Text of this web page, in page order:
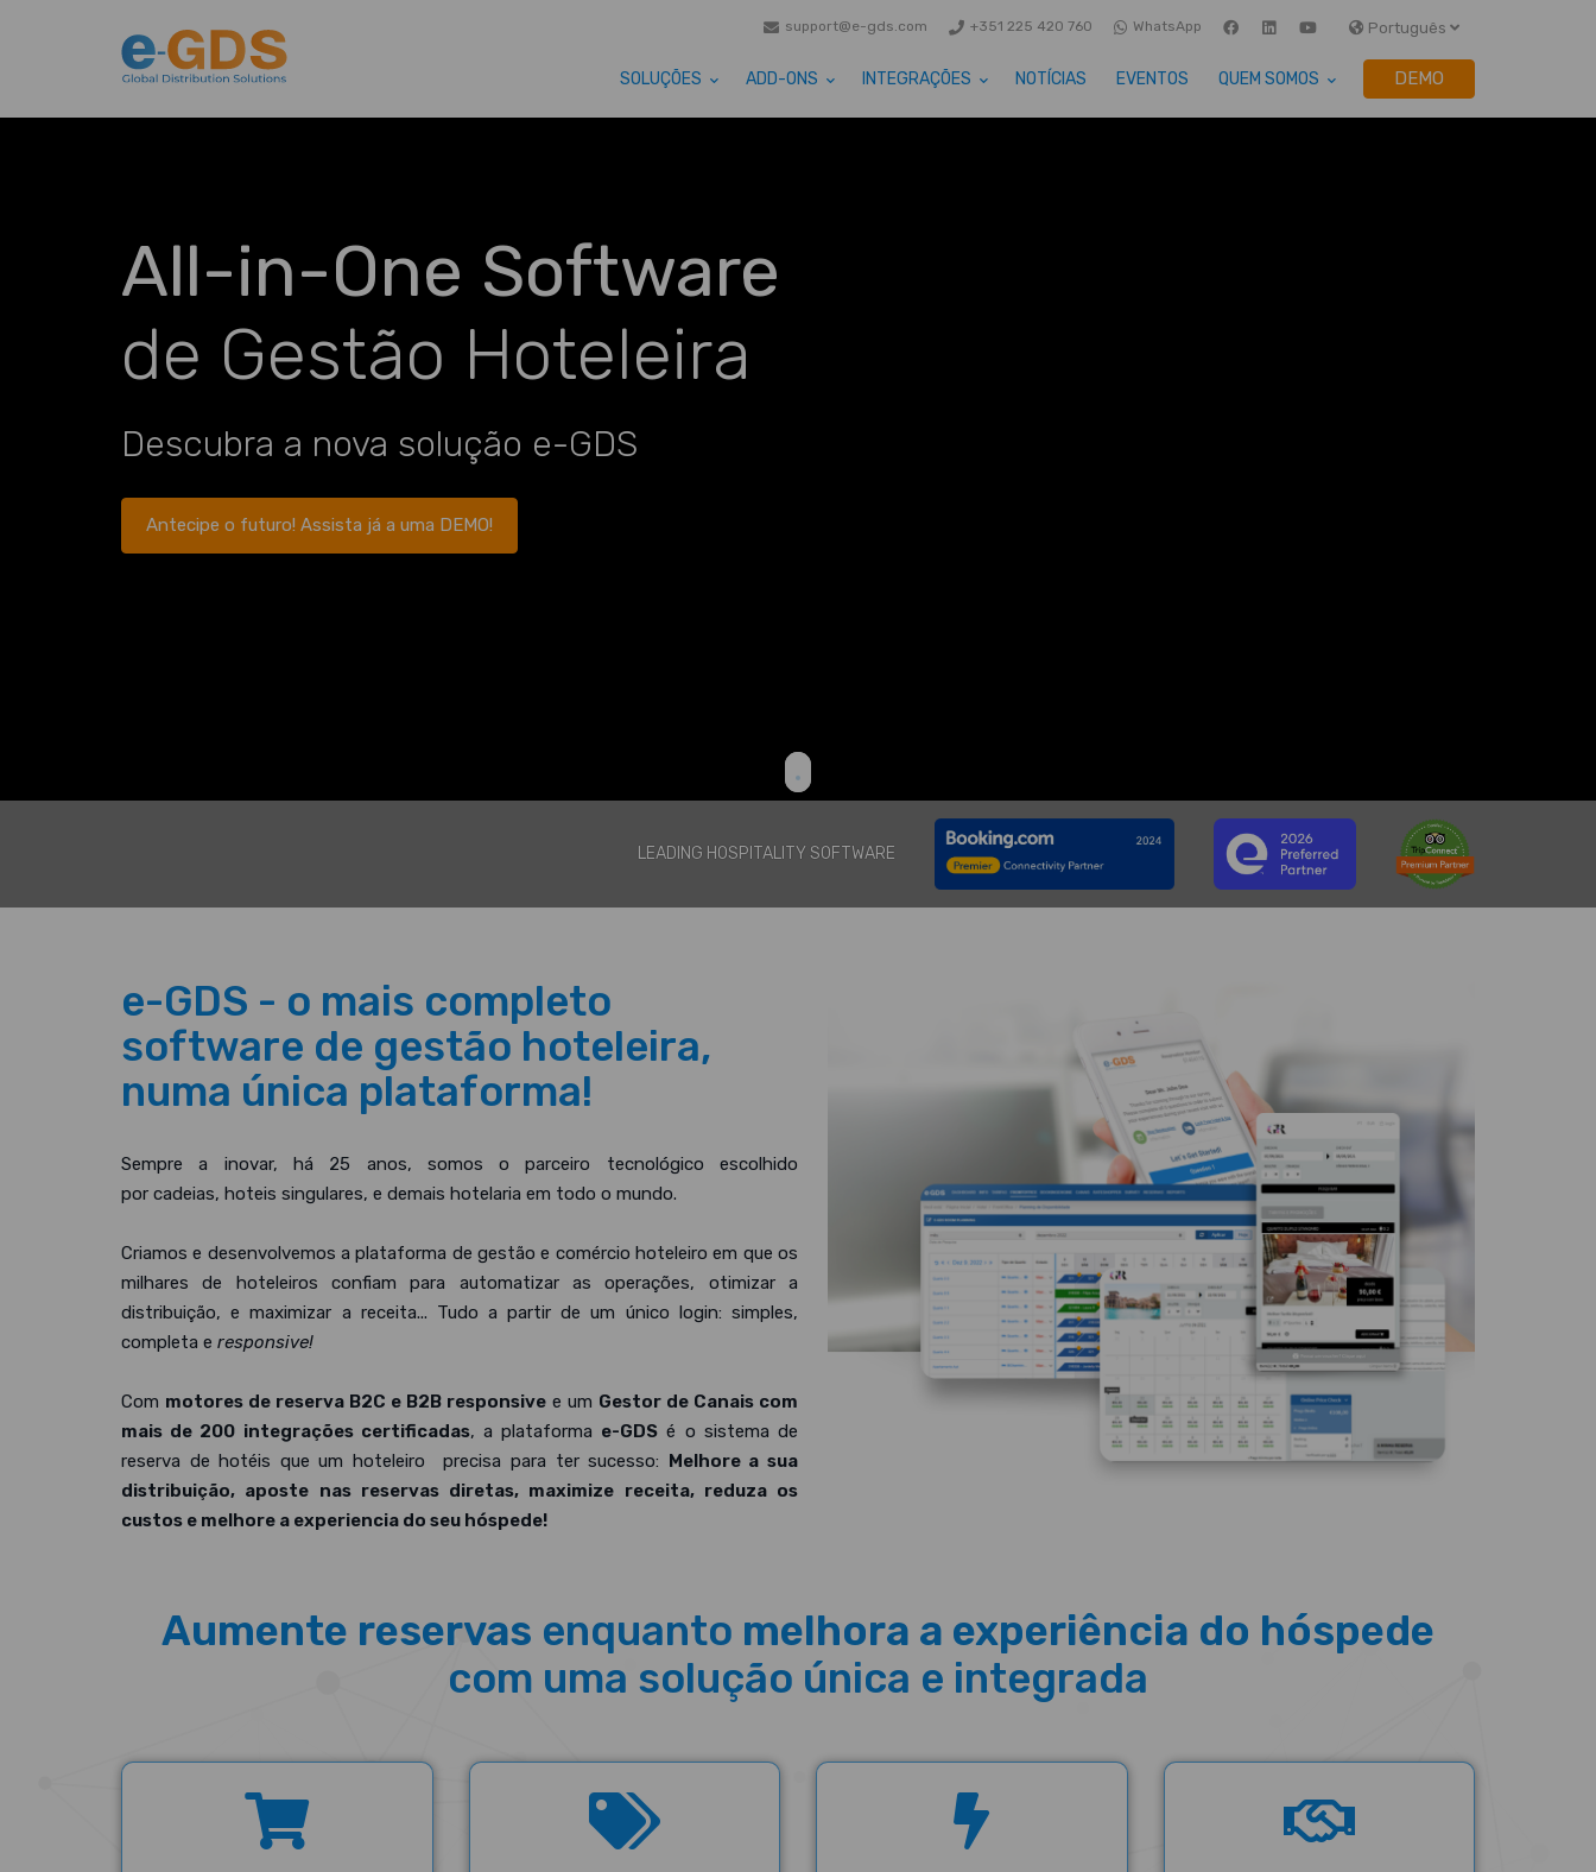
support@e-gds.com +351 225 420 760 WhatsApp Português
SOLUÇÕES ADD-ONS INTEGRAÇÕES NOTÍCIAS EVENTOS QUEM SOMOS DEMO
All-in-One Software
de Gestão Hoteleira
Descubra a nova solução e-GDS
Antecipe o futuro! Assista já a uma DEMO!
LEADING HOSPITALITY SOFTWARE
e-GDS - o mais completo
software de gestão hoteleira,
numa única plataforma!
Sempre a inovar, há 25 anos, somos o parceiro tecnológico escolhido
por cadeias, hoteis singulares, e demais hotelaria em todo o mundo.
Criamos e desenvolvemos a plataforma de gestão e comércio hoteleiro em que os
milhares de hoteleiros confiam para automatizar as operações, otimizar a
distribuição, e maximizar a receita... Tudo a partir de um único login: simples,
completa e responsive!
Com motores de reserva B2C e B2B responsive e um Gestor de Canais com
mais de 200 integrações certificadas, a plataforma e-GDS é o sistema de
reserva de hotéis que um hoteleiro precisa para ter sucesso: Melhore a sua
distribuição, aposte nas reservas diretas, maximize receita, reduza os
custos e melhore a experiencia do seu hóspede!
Aumente reservas enquanto melhora a experiência do hóspede
com uma solução única e integrada